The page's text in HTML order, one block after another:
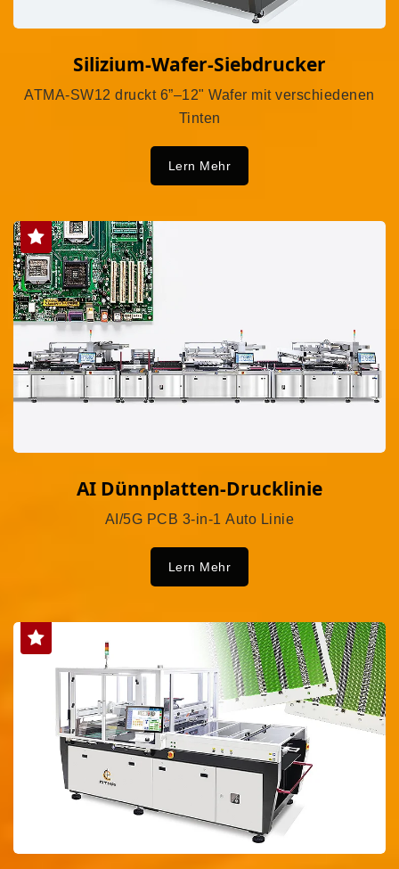
Silizium-Wafer-Siebdrucker
ATMA-SW12 druckt 6”–12" Wafer mit verschiedenen
Tinten
Lern Mehr
AI Dünnplatten-Drucklinie
AI/5G PCB 3-in-1 Auto Linie
Lern Mehr